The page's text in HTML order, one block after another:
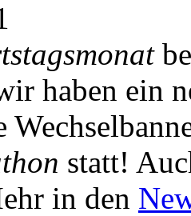
haben ein
statt!
in den